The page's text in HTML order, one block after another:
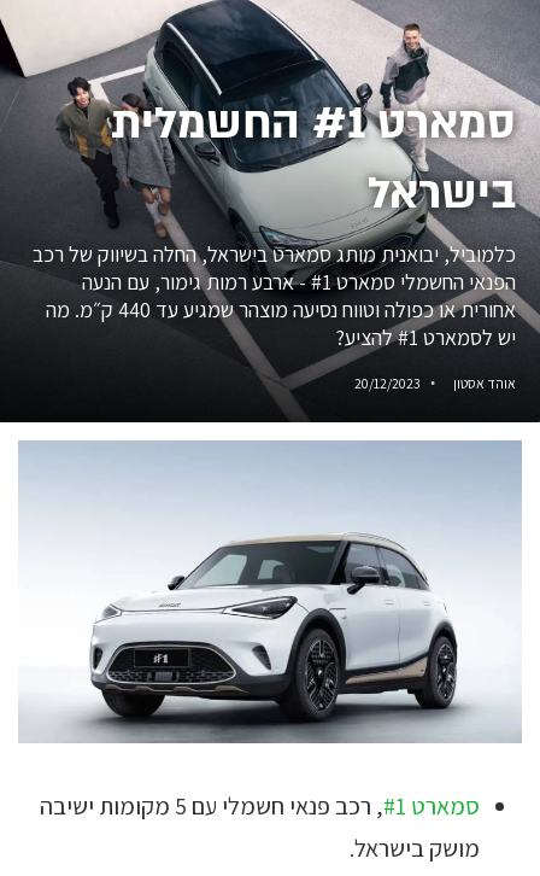
סמארט #1 החשמלית
בישראל
כלמוביל, יבואנית מותג סמארט בישראל, החלה בשיווק של רכב
הפנאי החשמלי סמארט #1 - ארבע רמות גימור, עם הנעה
אחורית או כפולה וטווח נסיעה מוצהר שמגיע עד 440 ק״מ. מה
יש לסמארט #1 להציע?
אוהד אסטון 20/12/2023
סמארט #1
, רכב פנאי חשמלי עם 5 מקומות ישיבה
מושק בישראל.